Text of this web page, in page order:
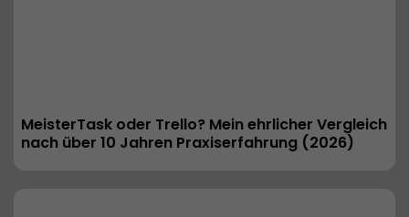
MeisterTask oder Trello? Mein ehrlicher Vergleich
nach über 10 Jahren Praxiserfahrung (2026)